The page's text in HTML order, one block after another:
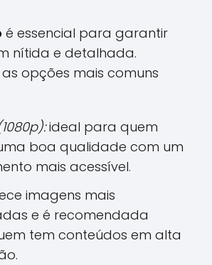
é essencial para garantir
nítida e detalhada.
opções mais comuns
ideal para quem
boa qualidade com um
mais acessível.
imagens mais
e é recomendada
tem conteúdos em alta